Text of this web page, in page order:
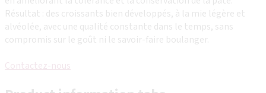
Résultat : des croissants bien développés, à la mie légère et
alvéolée, avec une qualité constante dans le temps, sans
compromis sur le goût ni le savoir-faire boulanger.
Contactez-nous